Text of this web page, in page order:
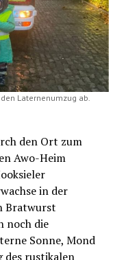
Laternenumzug ab.
den Ort zum
Awo-Heim
in der
Bratwurst
noch die
Sonne, Mond
des rustikalen